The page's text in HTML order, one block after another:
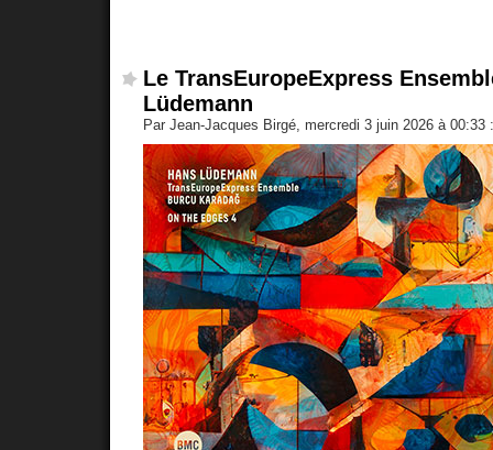
Le TransEuropeExpress
Lüdemann
Par Jean-Jacques Birgé, mercredi 3 juin 2026 à 00:33